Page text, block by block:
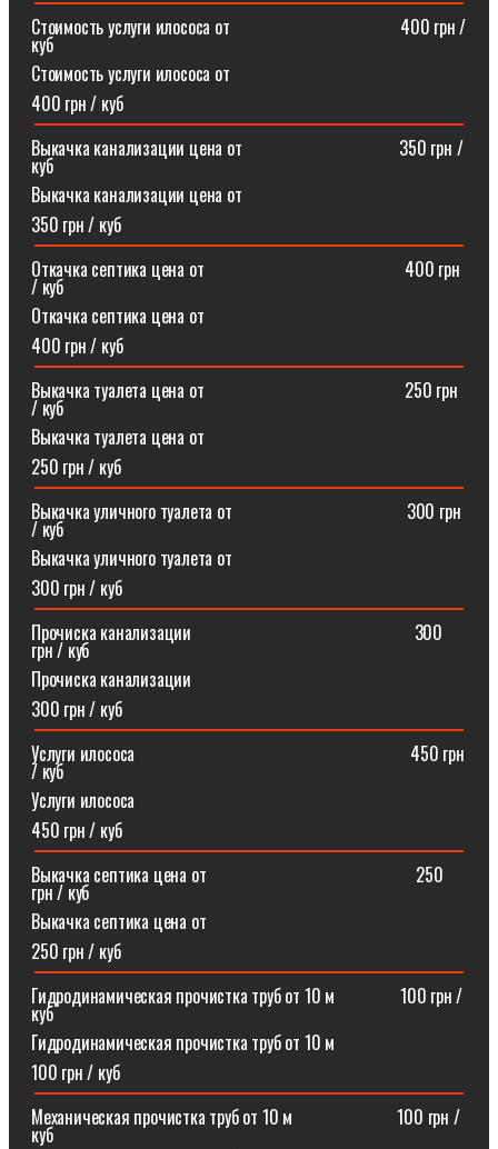
Стоимость услуги илососа от⠀⠀⠀⠀⠀⠀⠀⠀⠀⠀⠀⠀⠀400 грн /
куб
Стоимость услуги илососа от
400 грн / куб
Выкачка канализации цена от⠀⠀⠀⠀⠀⠀⠀⠀⠀⠀⠀⠀350 грн /
куб
Выкачка канализации цена от
350 грн / куб
Откачка септика цена от ⠀⠀⠀⠀⠀⠀⠀⠀⠀⠀⠀⠀⠀⠀⠀400 грн
/ куб
Откачка септика цена от
400 грн / куб
Выкачка туалета цена от ⠀⠀⠀⠀⠀⠀⠀⠀⠀⠀⠀⠀⠀⠀⠀250 грн
/ куб
Выкачка туалета цена от
250 грн / куб
Выкачка уличного туалета от ⠀⠀⠀⠀⠀⠀⠀⠀⠀⠀⠀⠀⠀300 грн
/ куб
Выкачка уличного туалета от
300 грн / куб
Прочиска канализации⠀⠀⠀⠀⠀⠀⠀⠀⠀⠀⠀⠀⠀⠀⠀⠀⠀300
грн / куб
Прочиска канализации
300 грн / куб
Услуги илососа⠀⠀⠀⠀⠀⠀⠀⠀⠀⠀⠀⠀⠀⠀⠀⠀⠀⠀⠀⠀⠀450 грн
/ куб
Услуги илососа
450 грн / куб
Выкачка септика цена от⠀⠀⠀⠀⠀⠀⠀⠀⠀⠀⠀⠀⠀⠀⠀⠀250
грн / куб
Выкачка септика цена от
250 грн / куб
Гидродинамическая прочистка труб от 10 м⠀⠀⠀⠀⠀100 грн /
куб
Гидродинамическая прочистка труб от 10 м
100 грн / куб
Механическая прочистка труб от 10 м⠀⠀⠀⠀⠀⠀⠀⠀100 грн /
куб